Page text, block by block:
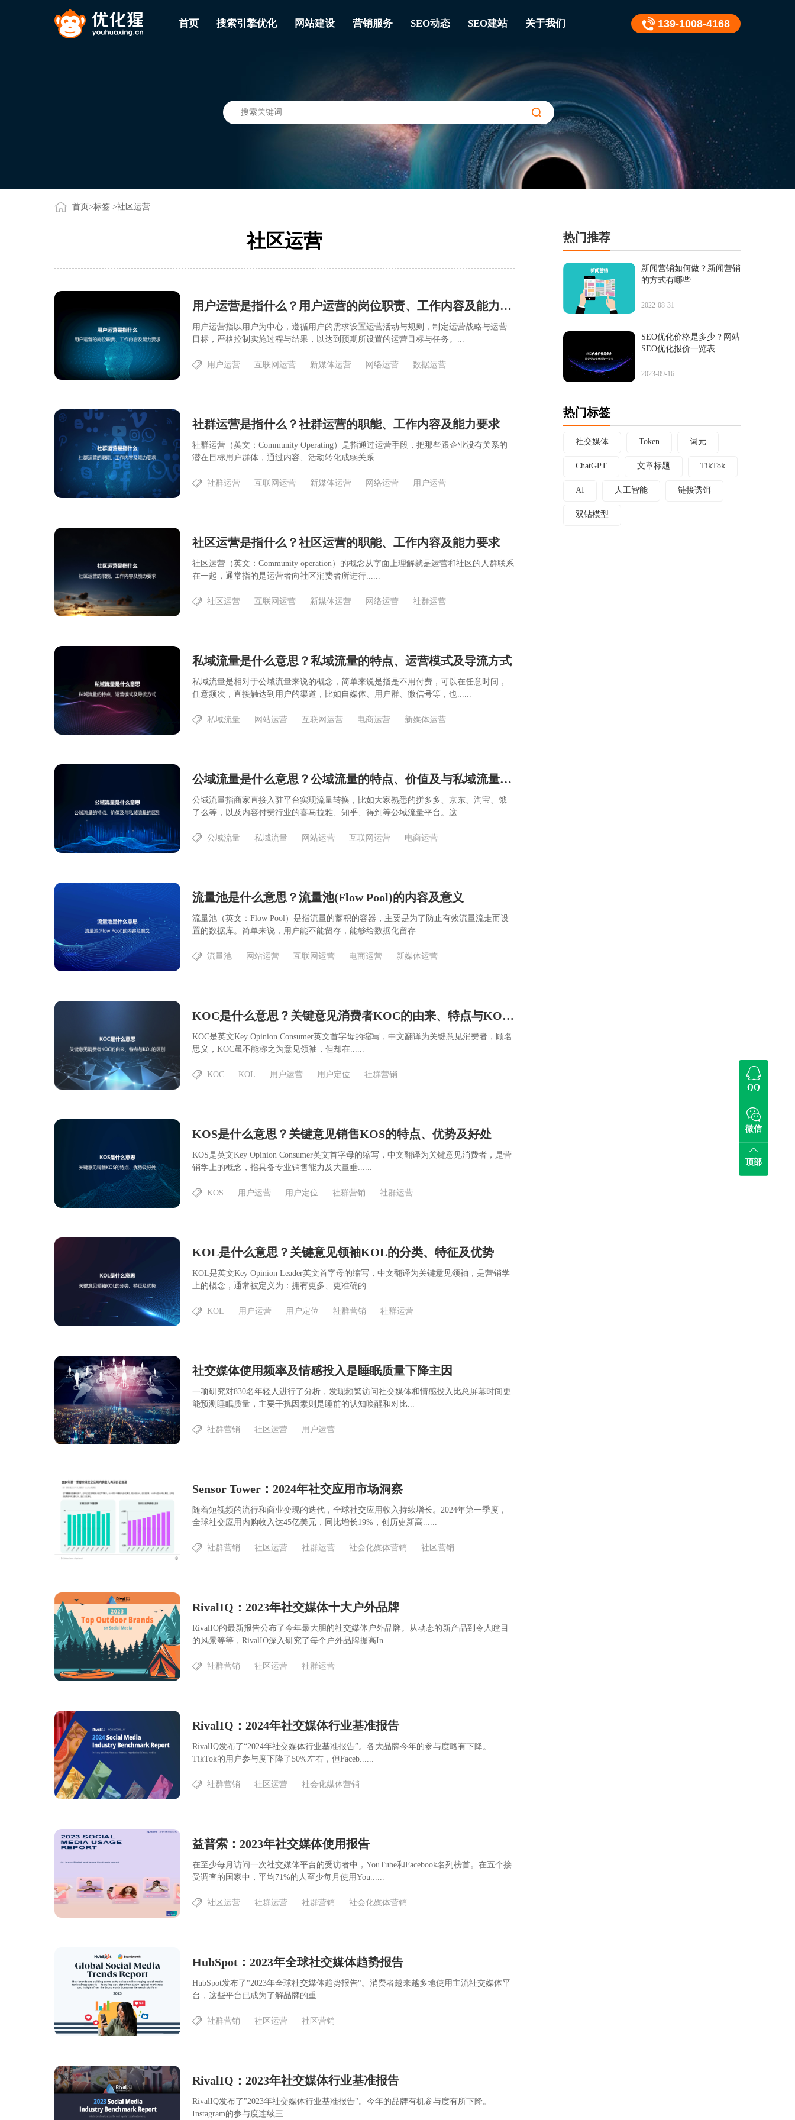
首页 搜索引擎优化 网站建设 营销服务 SEO动态 SEO建站 关于我们 139-1008-4168
首页 >标签 >社区运营
社区运营
用户运营是指什么？用户运营的岗位职责、工作内容及能力要求
用户运营指以用户为中心，遵循用户的需求设置运营活动与规则，制定运营战略与运营
目标，严格控制实施过程与结果，以达到预期所设置的运营目标与任务。...
用户运营 互联网运营 新媒体运营 网络运营 数据运营
社群运营是指什么？社群运营的职能、工作内容及能力要求
社群运营（英文：Community Operating）是指通过运营手段，把那些跟企业没有关系的
潜在目标用户群体，通过内容、活动转化成弱关系......
社群运营 互联网运营 新媒体运营 网络运营 用户运营
社区运营是指什么？社区运营的职能、工作内容及能力要求
社区运营（英文：Community operation）的概念从字面上理解就是运营和社区的人群联系
在一起，通常指的是运营者向社区消费者所进行......
社区运营 互联网运营 新媒体运营 网络运营 社群运营
私域流量是什么意思？私域流量的特点、运营模式及导流方式
私域流量是相对于公域流量来说的概念，简单来说是指是不用付费，可以在任意时间，
任意频次，直接触达到用户的渠道，比如自媒体、用户群、微信号等，也......
私域流量 网站运营 互联网运营 电商运营 新媒体运营
公域流量是什么意思？公域流量的特点、价值及与私域流量的区别
公域流量指商家直接入驻平台实现流量转换，比如大家熟悉的拼多多、京东、淘宝、饿
了么等，以及内容付费行业的喜马拉雅、知乎、得到等公域流量平台。这......
公域流量 私域流量 网站运营 互联网运营 电商运营
流量池是什么意思？流量池(Flow Pool)的内容及意义
流量池（英文：Flow Pool）是指流量的蓄积的容器，主要是为了防止有效流量流走而设
置的数据库。简单来说，用户能不能留存，能够给数据化留存......
流量池 网站运营 互联网运营 电商运营 新媒体运营
KOC是什么意思？关键意见消费者KOC的由来、特点与KOL的区别
KOC是英文Key Opinion Consumer英文首字母的缩写，中文翻译为关键意见消费者，顾名
思义，KOC虽不能称之为意见领袖，但却在......
KOC KOL 用户运营 用户定位 社群营销
KOS是什么意思？关键意见销售KOS的特点、优势及好处
KOS是英文Key Opinion Consumer英文首字母的缩写，中文翻译为关键意见消费者，是营
销学上的概念，指具备专业销售能力及大量垂......
KOS 用户运营 用户定位 社群营销 社群运营
KOL是什么意思？关键意见领袖KOL的分类、特征及优势
KOL是英文Key Opinion Leader英文首字母的缩写，中文翻译为关键意见领袖，是营销学
上的概念，通常被定义为：拥有更多、更准确的......
KOL 用户运营 用户定位 社群营销 社群运营
社交媒体使用频率及情感投入是睡眠质量下降主因
一项研究对830名年轻人进行了分析，发现频繁访问社交媒体和情感投入比总屏幕时间更
能预测睡眠质量，主要干扰因素则是睡前的认知唤醒和对比...
社群营销 社区运营 用户运营
Sensor Tower：2024年社交应用市场洞察
随着短视频的流行和商业变现的迭代，全球社交应用收入持续增长。2024年第一季度，
全球社交应用内购收入达45亿美元，同比增长19%，创历史新高......
社群营销 社区运营 社群运营 社会化媒体营销 社区营销
RivalIQ：2023年社交媒体十大户外品牌
RivalIO的最新报告公布了今年最大胆的社交媒体户外品牌。从动态的新产品到令人瞠目
的风景等等，RivalIO深入研究了每个户外品牌提高In......
社群营销 社区运营 社群运营
RivalIQ：2024年社交媒体行业基准报告
RivalIQ发布了“2024年社交媒体行业基准报告”。各大品牌今年的参与度略有下降。
TikTok的用户参与度下降了50%左右，但Faceb......
社群营销 社区运营 社会化媒体营销
益普索：2023年社交媒体使用报告
在至少每月访问一次社交媒体平台的受访者中，YouTube和Facebook名列榜首。在五个接
受调查的国家中，平均71%的人至少每月使用You......
社区运营 社群运营 社群营销 社会化媒体营销
HubSpot：2023年全球社交媒体趋势报告
HubSpot发布了"2023年全球社交媒体趋势报告"。消费者越来越多地使用主流社交媒体平
台，这些平台已成为了解品牌的重......
社群营销 社区运营 社区营销
RivalIQ：2023年社交媒体行业基准报告
​RivalIQ发布了"2023年社交媒体行业基准报告"。今年的品牌有机参与度有所下降。
Instagram的参与度连续三......
热门推荐
新闻营销如何做？新闻营销
的方式有哪些
2022-08-31
SEO优化价格是多少？网站
SEO优化报价一览表
2023-09-16
热门标签
社交媒体 Token 词元
ChatGPT 文章标题 TikTok
AI 人工智能 链接诱饵
双钻模型
QQ
微信
顶部